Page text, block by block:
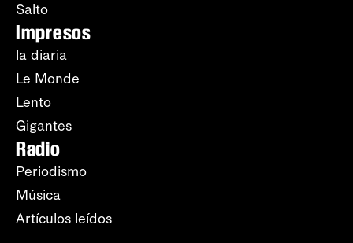
Salto
Impresos
la diaria
Le Monde
Lento
Gigantes
Radio
Periodismo
Música
Artículos leídos